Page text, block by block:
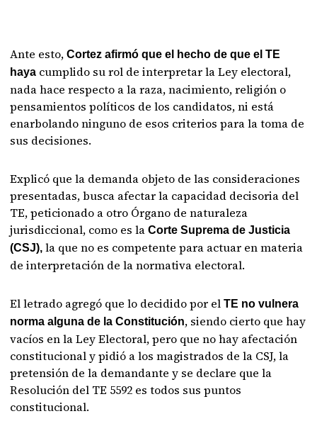
Ante esto, Cortez afirmó que el hecho de que el TE
haya cumplido su rol de interpretar la Ley electoral,
nada hace respecto a la raza, nacimiento, religión o
pensamientos políticos de los candidatos, ni está
enarbolando ninguno de esos criterios para la toma de
sus decisiones.
Explicó que la demanda objeto de las consideraciones
presentadas, busca afectar la capacidad decisoria del
TE, peticionado a otro Órgano de naturaleza
jurisdiccional, como es laCorte Suprema de Justicia
(CSJ), la que no es competente para actuar en materia
de interpretación de la normativa electoral.
El letrado agregó que lo decidido por elTE no vulnera
norma alguna de la Constitución, siendo cierto que hay
vacíos en la Ley Electoral, pero que no hay afectación
constitucional y pidió a los magistrados de la CSJ, la
pretensión de la demandante y se declare que la
Resolución del TE 5592 es todos sus puntos
constitucional.